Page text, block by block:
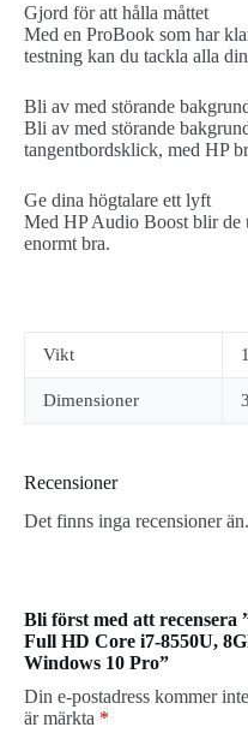
Gjord för att hålla måttet
Med en ProBook som har
testning kan du tackla alla
Bli av med störande
Bli av med störande
tangentbordsklick, med HP
Ge dina högtalare ett lyft
Med HP Audio Boost blir de
enormt bra.
Vikt
Dimensioner
Recensioner
Det finns inga recensioner än.
Bli först med att recensera
Full HD Core i7-8550U,
Windows 10 Pro”
Din e-postadress kommer
är märkta *